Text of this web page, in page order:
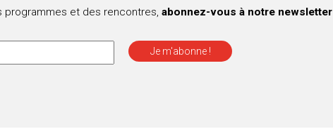
programmes et des rencontres, abonnez-vous à notre newsletter